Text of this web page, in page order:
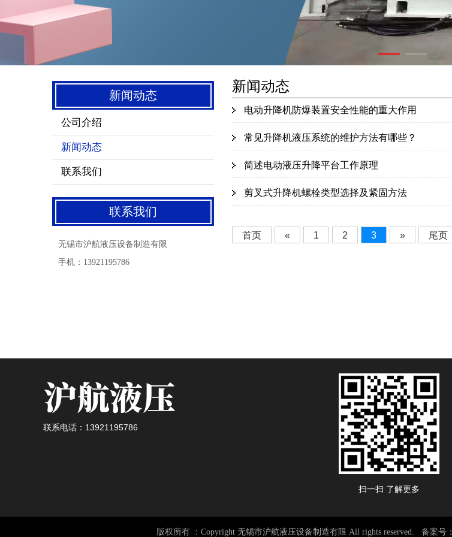
新闻动态
公司介绍
新闻动态
联系我们
联系我们
无锡市沪航液压设备制造有限
手机：13921195786
新闻动态
电动升降机防爆装置安全性能的重大作用
常见升降机液压系统的维护方法有哪些？
简述电动液压升降平台工作原理
剪叉式升降机螺栓类型选择及紧固方法
首页 « 1 2 3 » 尾页
联系电话：13921195786
扫一扫 了解更多
版权所有 ：Copyright 无锡市沪航液压设备制造有限 All rights reserved. 备案号：